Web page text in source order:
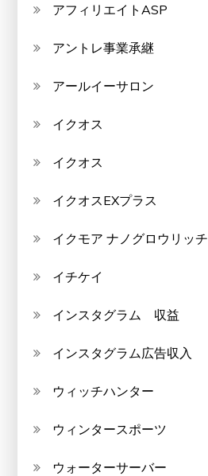
アフィリエイトASP
アントレ事業承継
アールイーサロン
イクオス
イクオス
イクオスEXプラス
イクモア ナノグロウリッチ
イチケイ
インスタグラム 収益
インスタグラム広告収入
ウィッチハンター
ウィンタースポーツ
ウォーターサーバー